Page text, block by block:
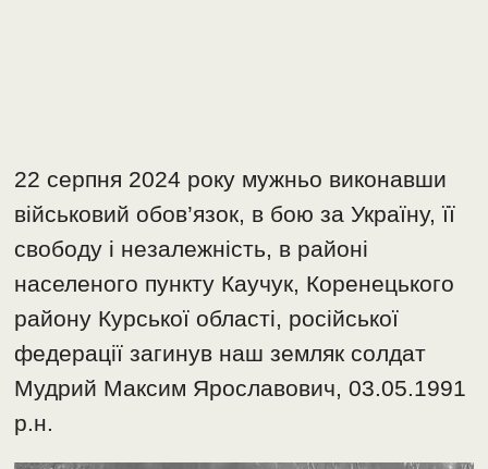
22 серпня 2024 року мужньо виконавши
військовий обов’язок, в бою за Україну, її
свободу і незалежність, в районі
населеного пункту Каучук, Коренецького
району Курської області, російської
федерації загинув наш земляк солдат
Мудрий Максим Ярославович, 03.05.1991
р.н.